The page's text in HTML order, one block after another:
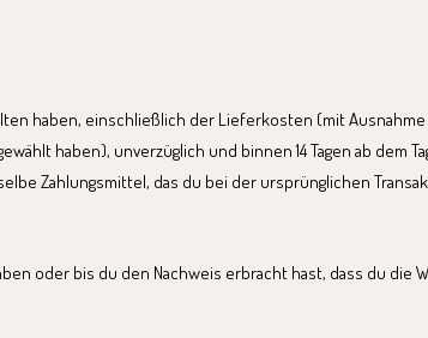
haben, einschließlich der Lieferkosten (mit
haben), unverzüglich und binnen 14 Tagen ab dem
Zahlungsmittel, das du bei der ursprünglichen
oder bis du den Nachweis erbracht hast, dass du die